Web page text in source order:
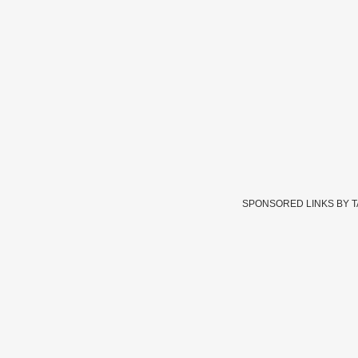
SPONSORED LINKS BY